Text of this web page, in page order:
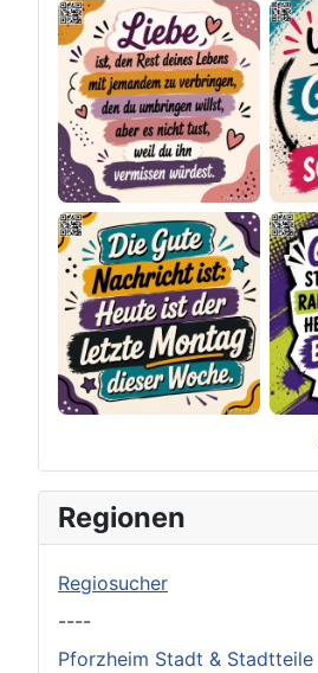
Original herunterladen
Regionen
Regiosucher
----
Pforzheim Stadt & Stadtteile